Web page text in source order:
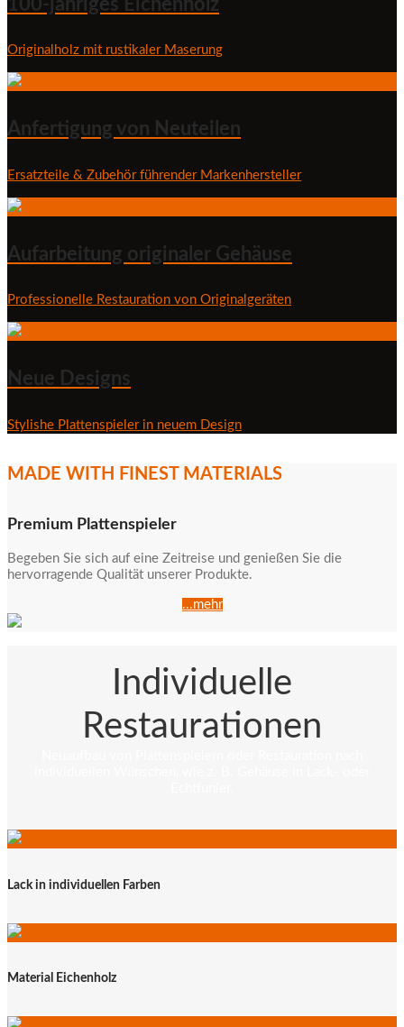
100-jähriges Eichenholz
Originalholz mit rustikaler Maserung
Anfertigung von Neuteilen
Ersatzteile & Zubehör führender Markenhersteller
Aufarbeitung originaler Gehäuse
Professionelle Restauration von Originalgeräten
Neue Designs
Stylishe Plattenspieler in neuem Design
MADE WITH FINEST MATERIALS
Premium Plattenspieler
Begeben Sie sich auf eine Zeitreise und genießen Sie die
hervorragende Qualität unserer Produkte.
...mehr
Individuelle
Restaurationen
Lack in individuellen Farben
Material Eichenholz